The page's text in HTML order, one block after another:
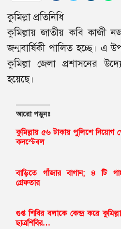
কুমিল্লা প্রতিনিধি
কুমিল্লায় জাতীয় কবি কাজী
জন্মবার্ষিকী পালিত হচ্ছে। এ
কুমিল্লা জেলা প্রশাসনের
হয়েছে।
আরো পড়ুনঃ
কুমিল্লায় ৫৬ টাকায় পুলিশে নিয়োগ
কনস্টেবল
বাড়িতে গাঁজার বাগান; ৪ টি
গ্রেফতার
গুপ্ত শিবির বলাকে কেন্দ্র করে
ছাত্রশিবির…